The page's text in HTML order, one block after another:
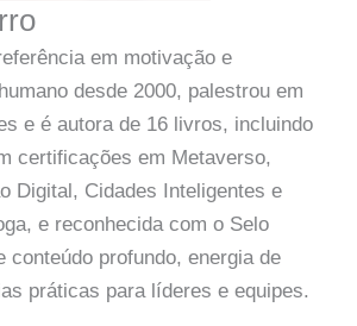
em motivação e
desde 2000, palestrou em
e é autora de 16 livros, incluindo
certificações em Metaverso,
Digital, Cidades Inteligentes e
e reconhecida com o Selo
conteúdo profundo, energia de
práticas para líderes e equipes.